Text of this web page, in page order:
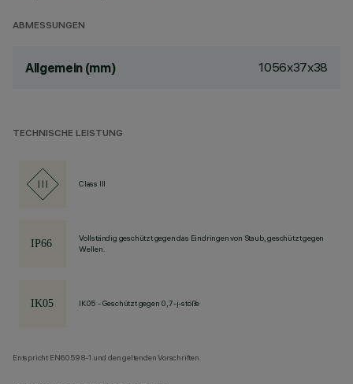
ABMESSUNGEN
Allgemein (mm) 1056x37x38
TECHNISCHE LEISTUNG
Class III
Vollständig geschützt gegen das Eindringen von Staub, geschützt gegen
Wellen.
IK05 - Geschützt gegen 0,7-j-stöße
Entspricht EN60598-1 und den geltenden Vorschriften.